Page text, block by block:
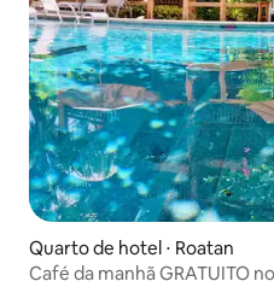
Quarto de hotel ⋅ Roatan
Café da manhã GRATUITO